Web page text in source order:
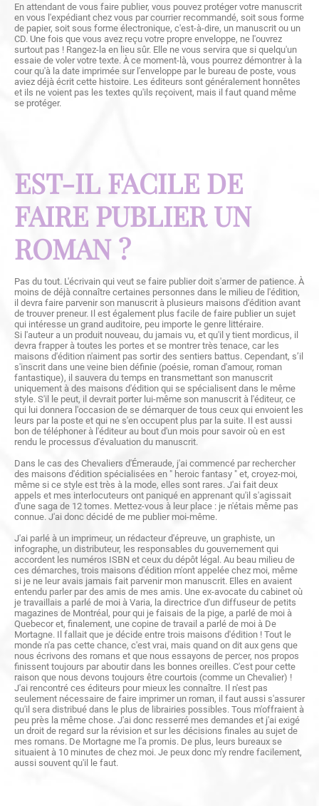
En attendant de vous faire publier, vous pouvez protéger votre manuscrit
en vous l'expédiant chez vous par courrier recommandé, soit sous forme
de papier, soit sous forme électronique, c'est-à-dire, un manuscrit ou un
CD. Une fois que vous avez reçu votre propre enveloppe, ne l'ouvrez
surtout pas ! Rangez-la en lieu sûr. Elle ne vous servira que si quelqu'un
essaie de voler votre texte. À ce moment-là, vous pourrez démontrer à la
cour qu'à la date imprimée sur l'enveloppe par le bureau de poste, vous
aviez déjà écrit cette histoire. Les éditeurs sont généralement honnêtes
et ils ne voient pas les textes qu'ils reçoivent, mais il faut quand même
se protéger.
EST-IL FACILE DE
FAIRE PUBLIER UN
ROMAN ?
Pas du tout. L'écrivain qui veut se faire publier doit s'armer de patience. À
moins de déjà connaître certaines personnes dans le milieu de l'édition,
il devra faire parvenir son manuscrit à plusieurs maisons d'édition avant
de trouver preneur. Il est également plus facile de faire publier un sujet
qui intéresse un grand auditoire, peu importe le genre littéraire.
Si l'auteur a un produit nouveau, du jamais vu, et qu'il y tient mordicus, il
devra frapper à toutes les portes et se montrer très tenace, car les
maisons d'édition n'aiment pas sortir des sentiers battus. Cependant, s’il
s'inscrit dans une veine bien définie (poésie, roman d'amour, roman
fantastique), il sauvera du temps en transmettant son manuscrit
uniquement à des maisons d'édition qui se spécialisent dans le même
style. S'il le peut, il devrait porter lui-même son manuscrit à l'éditeur, ce
qui lui donnera l'occasion de se démarquer de tous ceux qui envoient les
leurs par la poste et qui ne s'en occupent plus par la suite. Il est aussi
bon de téléphoner à l'éditeur au bout d'un mois pour savoir où en est
rendu le processus d'évaluation du manuscrit.
Dans le cas des Chevaliers d'Émeraude, j'ai commencé par rechercher
des maisons d'édition spécialisées en " heroic fantasy " et, croyez-moi,
même si ce style est très à la mode, elles sont rares. J'ai fait deux
appels et mes interlocuteurs ont paniqué en apprenant qu'il s'agissait
d'une saga de 12 tomes. Mettez-vous à leur place : je n'étais même pas
connue. J'ai donc décidé de me publier moi-même.
J'ai parlé à un imprimeur, un rédacteur d'épreuve, un graphiste, un
infographe, un distributeur, les responsables du gouvernement qui
accordent les numéros ISBN et ceux du dépôt légal. Au beau milieu de
ces démarches, trois maisons d'édition m'ont appelée chez moi, même
si je ne leur avais jamais fait parvenir mon manuscrit. Elles en avaient
entendu parler par des amis de mes amis. Une ex-avocate du cabinet où
je travaillais a parlé de moi à Varia, la directrice d'un diffuseur de petits
magazines de Montréal, pour qui je faisais de la pige, a parlé de moi à
Quebecor et, finalement, une copine de travail a parlé de moi à De
Mortagne. Il fallait que je décide entre trois maisons d'édition ! Tout le
monde n'a pas cette chance, c'est vrai, mais quand on dit aux gens que
nous écrivons des romans et que nous essayons de percer, nos propos
finissent toujours par aboutir dans les bonnes oreilles. C'est pour cette
raison que nous devons toujours être courtois (comme un Chevalier) !
J'ai rencontré ces éditeurs pour mieux les connaître. Il n'est pas
seulement nécessaire de faire imprimer un roman, il faut aussi s'assurer
qu'il sera distribué dans le plus de librairies possibles. Tous m'offraient à
peu près la même chose. J'ai donc resserré mes demandes et j'ai exigé
un droit de regard sur la révision et sur les décisions finales au sujet de
mes romans. De Mortagne me l'a promis. De plus, leurs bureaux se
situaient à 10 minutes de chez moi. Je peux donc m'y rendre facilement,
aussi souvent qu'il le faut.